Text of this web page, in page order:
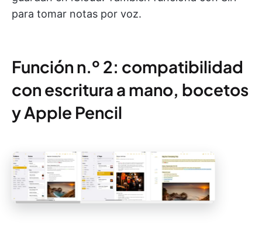
para tomar notas por voz.
Función n.º 2: compatibilidad
con escritura a mano, bocetos
y Apple Pencil